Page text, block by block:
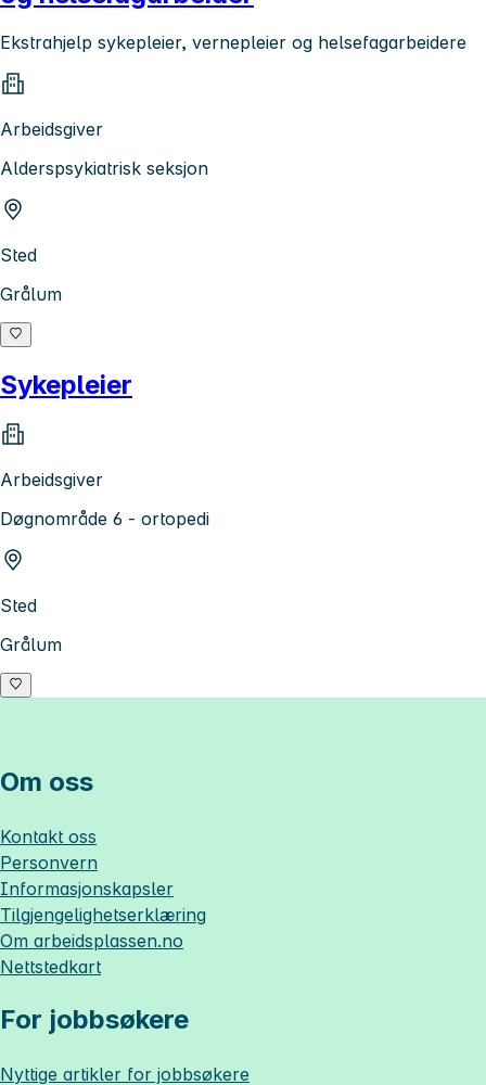
Ekstrahjelp sykepleier, vernepleier og helsefagarbeidere
Arbeidsgiver
Alderspsykiatrisk seksjon
Sted
Grålum
Sykepleier
Arbeidsgiver
Døgnområde 6 - ortopedi
Sted
Grålum
Om oss
Kontakt oss
Personvern
Informasjonskapsler
Tilgjengelighetserklæring
Om arbeidsplassen.no
Nettstedkart
For jobbsøkere
Nyttige artikler for jobbsøkere